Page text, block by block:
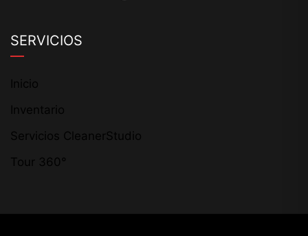
SERVICIOS
Inicio
Inventario
Servicios CleanerStudio
Tour 360°